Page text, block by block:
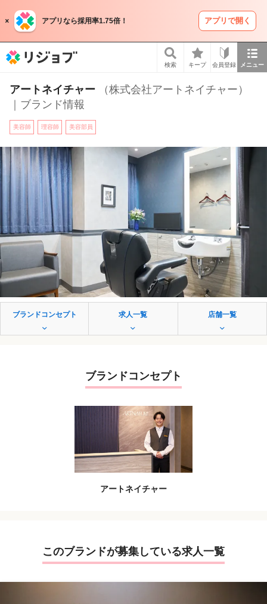
アプリなら採用率1.75倍！ アプリで開く
検索 キープ 会員登録 メニュー
アートネイチャー （株式会社アートネイチャー）
｜ブランド情報
美容師 理容師 美容部員
ブランドコンセプト 求人一覧 店舗一覧
ブランドコンセプト
アートネイチャー
このブランドが募集している求人一覧